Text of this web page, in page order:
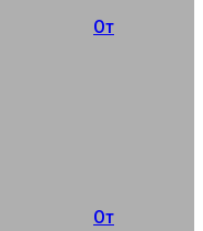
От
От